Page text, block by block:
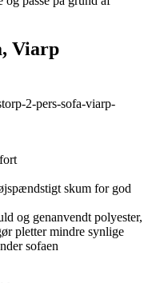
Viarp
2-pers-sofa-viarp-
skum for god
og genanvendt polyester,
pletter mindre synlige
sofaen